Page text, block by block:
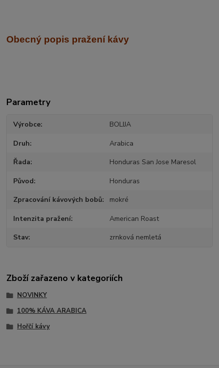
Obecný popis pražení kávy
Parametry
Výrobce BOLIJA
Druh Arabica
Řada Honduras San Jose Maresol
Původ Honduras
Zpracování kávových bobů mokré
Intenzita pražení American Roast
Stav zrnková nemletá
Zboží zařazeno v kategoriích
NOVINKY
100% KÁVA ARABICA
Hořčí kávy